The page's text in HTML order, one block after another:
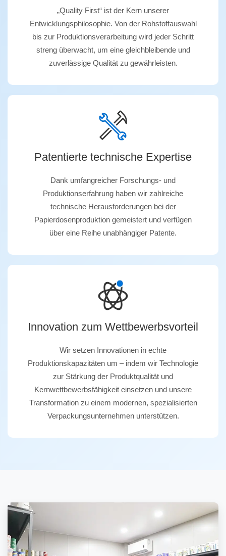
„Quality First“ ist der Kern unserer
Entwicklungsphilosophie. Von der Rohstoffauswahl
bis zur Produktionsverarbeitung wird jeder Schritt
streng überwacht, um eine gleichbleibende und
zuverlässige Qualität zu gewährleisten.
Patentierte technische Expertise
Dank umfangreicher Forschungs- und
Produktionserfahrung haben wir zahlreiche
technische Herausforderungen bei der
Papierdosenproduktion gemeistert und verfügen
über eine Reihe unabhängiger Patente.
Innovation zum Wettbewerbsvorteil
Wir setzen Innovationen in echte
Produktionskapazitäten um – indem wir Technologie
zur Stärkung der Produktqualität und
Kernwettbewerbsfähigkeit einsetzen und unsere
Transformation zu einem modernen, spezialisierten
Verpackungsunternehmen unterstützen.